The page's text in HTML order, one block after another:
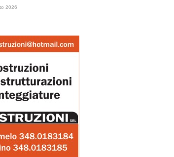
2026